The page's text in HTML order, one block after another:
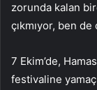
zorunda kalan
çıkmıyor, ben de
7 Ekim’de,
festivaline